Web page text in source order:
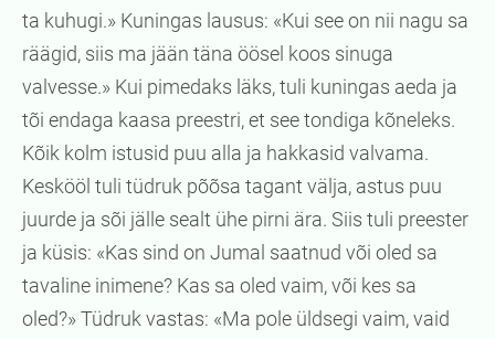
ta kuhugi.» Kuningas lausus: «Kui see on nii nagu sa
räägid, siis ma jään täna öösel koos sinuga
valvesse.» Kui pimedaks läks, tuli kuningas aeda ja
tõi endaga kaasa preestri, et see tondiga kõneleks.
Kõik kolm istusid puu alla ja hakkasid valvama.
Keskööl tuli tüdruk põõsa tagant välja, astus puu
juurde ja sõi jälle sealt ühe pirni ära. Siis tuli preester
ja küsis: «Kas sind on Jumal saatnud või oled sa
tavaline inimene? Kas sa oled vaim, või kes sa
oled?» Tüdruk vastas: «Ma pole üldsegi vaim, vaid